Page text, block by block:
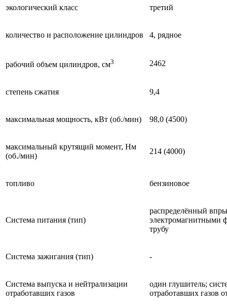
экологический класс третий
количество и расположение цилиндров 4, рядное
рабочий объем цилиндров, см3 2462
степень сжатия 9,4
максимальная мощность, кВт (об./мин) 98,0 (4500)
максимальный крутящий момент, Нм
(об./мин)
214 (4000)
топливо бензиновое
Система питания (тип)
распределённый
электромагнитными
трубу
Система зажигания (тип) -
Система выпуска и нейтрализации
отработавших газов
один глушитель;
отработавших газов